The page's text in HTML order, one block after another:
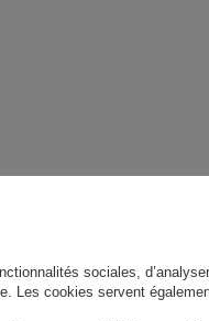
sociales,
Les cookies servent